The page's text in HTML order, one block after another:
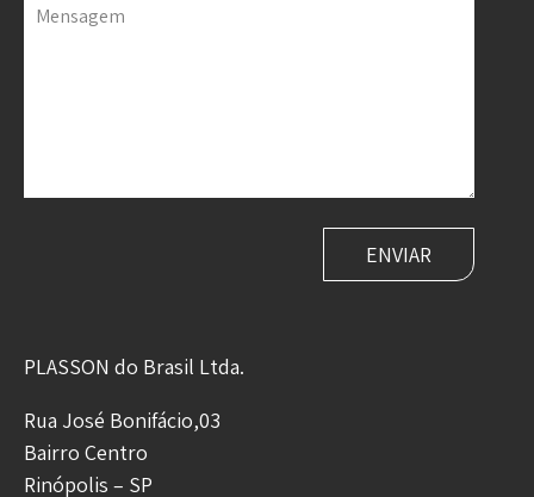
Mensagem
PLASSON do Brasil Ltda.
Rua José Bonifácio,03
Bairro Centro
Rinópolis – SP